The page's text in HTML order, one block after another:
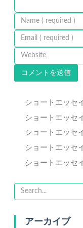
ショートエッセ
ショートエッセ
ショートエッセ
ショートエッセ
ショートエッセ
アーカイブ